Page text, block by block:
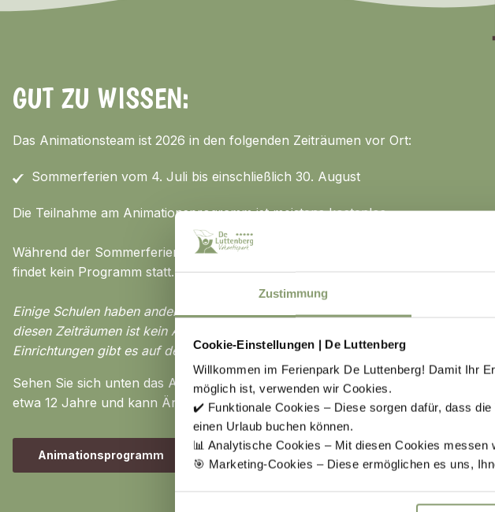
Zustimmung
Cookie-Einstellungen | De Luttenberg
Willkommen im Ferienpark De Luttenberg! Damit Ihr
möglich ist, verwenden wir Cookies.
✔️ Funktionale Cookies – Diese sorgen dafür, dass
einen Urlaub buchen können.
📊 Analytische Cookies – Mit diesen Cookies
🎯 Marketing-Cookies – Diese ermöglichen es uns,
GUT ZU WISSEN:
Das Animationsteam ist 2026 in den folgenden Zeiträumen vor Ort:
Sommerferien vom 4. Juli bis einschließlich 30. August
Die Teilnahme am Animationsprogramm ist meistens kostenlos.
Während der Sommerferien hat das Animationsteam
findet kein Programm statt.
Einige Schulen haben andere Ferienzeiten als die landesweiten Schulferien. In
diesen Zeiträumen ist kein Animationsteam vor Ort. Dank der umfangreichen
Einrichtungen gibt es auf dem Campingplatz aber auch dann genug zu erleben.
Sehen Sie sich unten das Animationsprogramm an (es richtet sich an Kinder bis
etwa 12 Jahre und kann Änderungen unterliegen):
Animationsprogramm